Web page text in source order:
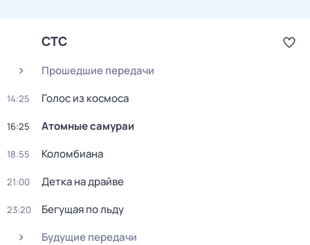
СТС
Прошедшие передачи
14:25 Голос из космоса
16:25 Атомные самураи
18:55 Коломбиана
21:00 Детка на драйве
23:20
Бегущая по льду
Будущие передачи